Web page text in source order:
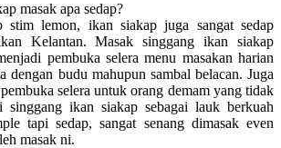
masak apa sedap?
stim lemon, ikan siakap juga sangat sedap
Kelantan. Masak singgang ikan siakap
pembuka selera menu masakan harian
dengan budu mahupun sambal belacan. Juga
selera untuk orang demam yang tidak
singgang ikan siakap sebagai lauk berkuah
tapi sedap, sangat senang dimasak even
masak ni.